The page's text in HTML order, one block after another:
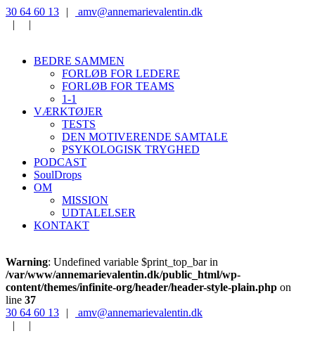
‭30 64 60 13‬ |
‭amv@annemarievalentin.dk
|
|
BEDRE SAMMEN
FORLØB FOR LEDERE
FORLØB FOR TEAMS
1-1
VÆRKTØJER
TESTS
DEN MOTIVERENDE SAMTALE
PSYKOLOGISK TRYGHED
PODCAST
SoulDrops
OM
MISSION
UDTALELSER
KONTAKT
Warning: Undefined variable $print_top_bar in
/var/www/annemarievalentin.dk/public_html/wp-
content/themes/infinite-org/header/header-style-plain.php on
line 37
‭30 64 60 13‬
|
‭amv@annemarievalentin.dk
|
|